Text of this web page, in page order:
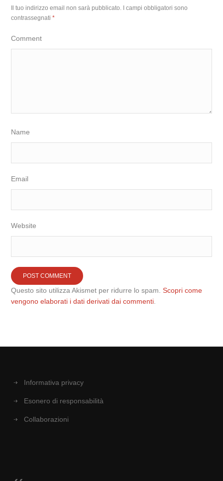
Il tuo indirizzo email non sarà pubblicato.
I campi obbligatori sono
contrassegnati*
Comment
Name
Email
Website
Questo sito utilizza Akismet per ridurre lo spam.Scopri come
vengono elaborati i dati derivati dai commenti
Informativa privacy
Esonero di responsabilità
Collaborazioni